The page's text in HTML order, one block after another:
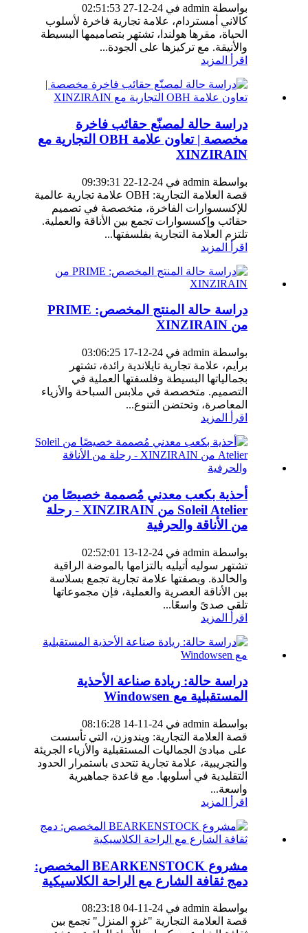
بواسطة admin في 24-12-27 02:51:53
كالاني أمستردام، علامة تجارية فاخرة لأسلوب
الحياة، مقرها هولندا، تشتهر بتصاميمها البسيطة
والأنيقة. مع تركيزها على الجودة...
اقرأ المزيد
دراسة حالة لمصنّع حقائب فاخرة
مخصصة | تعاون علامة OBH التجارية مع
XINZIRAIN
بواسطة admin في 24-12-22 09:39:31
قصة العلامة التجارية: OBH علامة تجارية عالمية
للإكسسوارات الفاخرة، متخصصة في تصميم
حقائب وإكسسوارات تجمع بين الأناقة والعملية.
تلتزم العلامة التجارية بفلسفتها...
اقرأ المزيد
دراسة حالة المنتج المخصص: PRIME
من XINZIRAIN
بواسطة admin في 24-12-17 03:06:25
برايم، علامة تجارية تايلاندية رائدة، تشتهر
بجمالياتها البسيطة وفلسفتها العملية في
التصميم. متخصصة في ملابس السباحة والأزياء
المعاصرة، وتحتضن التنوع...
اقرأ المزيد
أحذية بكعب معدني مُصممة خصيصًا من
Soleil Atelier من XINZIRAIN - رحلة
من الأناقة والحرفية
بواسطة admin في 24-12-13 02:52:01
تشتهر سوليه أتيليه بالتزامها بالموضة الراقية
والخالدة. وبصفتها علامة تجارية تجمع بسلاسة
بين الأناقة العصرية والعملية، فإن مجموعاتها
تلقى صدىً واسعًا...
اقرأ المزيد
دراسة حالة: ريادة صناعة الأحذية
المستقبلية مع Windowsen
بواسطة admin في 24-11-14 08:16:28
قصة العلامة التجارية: ويندوزن، التي تأسست
على مبادئ الجماليات المستقبلية والأزياء الجريئة
والتجريبية، علامة تجارية تتحدى باستمرار الحدود
التقليدية في أسلوبها. مع قاعدة جماهيرية
واسعة...
اقرأ المزيد
مشروع BEARKENSTOCK المخصص:
دمج ثقافة الشارع مع الراحة الكلاسيكية
بواسطة admin في 24-11-04 08:23:18
قصة العلامة التجارية "غزو المنزل" تجمع بين